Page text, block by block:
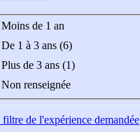
demandée
Moins de 1 an
De 1 à 3 ans (6)
Plus de 3 ans (1)
Non renseignée
de l'expérience demandée